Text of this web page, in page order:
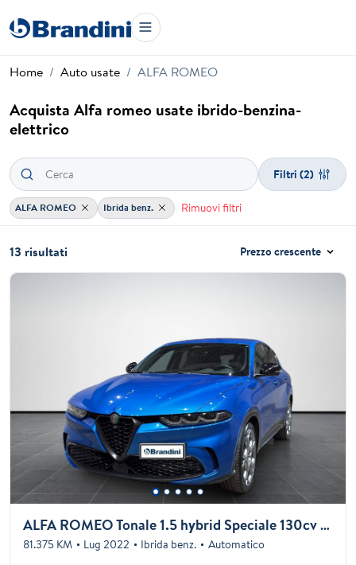
Home Auto usate ALFA ROMEO
Acquista Alfa romeo usate ibrido-benzina-
elettrico
Filtri (2)
ALFA ROMEO Ibrida benz. Rimuovi filtri
13 risultati Prezzo crescente
ALFA ROMEO Tonale 1.5 hybrid Speciale 130cv ddct7
81.375 KM Lug 2022 Ibrida benz. Automatico